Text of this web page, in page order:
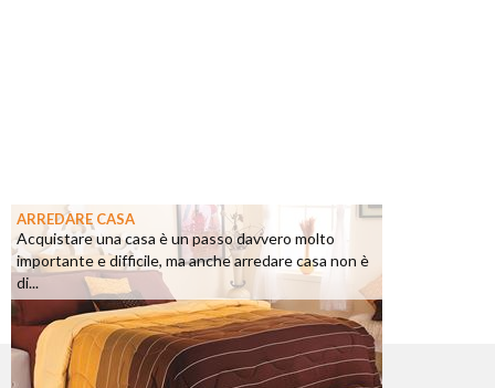
ARREDARE CASA
Acquistare una casa è un passo davvero molto
importante e difficile, ma anche arredare casa non è
di...